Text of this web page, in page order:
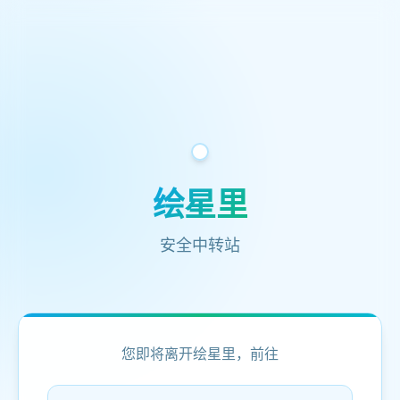
绘星里
安全中转站
您即将离开绘星里，前往